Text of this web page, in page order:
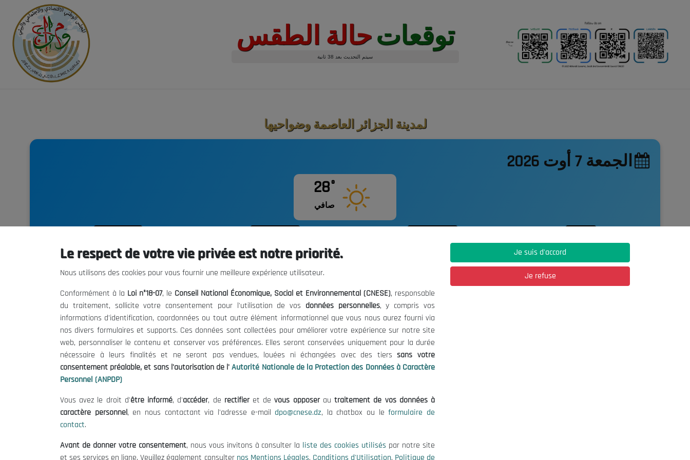
توقعاتحالة الطقس
سيتم التحديث بعد 38 ثانية
لمدينة الجزائر العاصمة وضواحيها
الجمعة 7 أوت 2026
28°
صافي
توقعات الساعات القادمة
03:00
04:00
05:00
06:00
07:00
28°
29°
30°
30°
31°
31°
Le respect de votre vie privée est notre priorité.
Nous utilisons des cookies pour vous fournir une meilleure expérience utilisateur.
Conformément à la Loi n°18-07, le Conseil National Économique, Social et Environnemental (CNESE), responsable
du traitement, sollicite votre consentement pour l'utilisation de vos données personnelles, y compris vos
informations d'identification, coordonnées ou tout autre élément informationnel que vous nous aurez fourni via
nos divers formulaires et supports. Ces données sont collectées pour améliorer votre expérience sur notre site
web, personnaliser le contenu et conserver vos préférences. Elles seront conservées uniquement pour la durée
nécessaire à leurs finalités et ne seront pas vendues, louées ni échangées avec des tierssans votre
consentement préalable, et sans l'autorisation de l' Autorité Nationale de la Protection des Données à Caractère
Personnel (ANPDP)
Vous avez le droit d'être informé, d'accéder, de rectifieret devous opposerautraitement de vos données à
caractère personnel, en nous contactant via l'adresse e-mail dpo@cnese.dz, la chatbox ou leformulaire de
contact.
Avant de donner votre consentement, nous vous invitons à consulter la liste des cookies utilisés par notre site
et ses services en ligne. Veuillez également consulter nos Mentions Légales, Conditions d'Utilisation, Politique de
Je suis d'accord
Je refuse